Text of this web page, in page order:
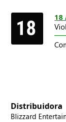
18
Distribuidora
Blizzard